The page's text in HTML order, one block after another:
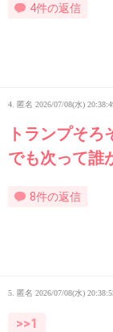
4件の返信
4. 匿名 2026/07/08(水)
トランプそろ
でも次って誰
8件の返信
5. 匿名 2026/07/08(水)
>>1